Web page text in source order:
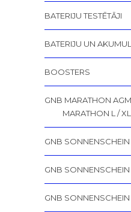
BATERIJU TESTĒTĀJI
BATERIJU UN
BOOSTERS
GNB MARATHON
MARATHON L /
GNB
GNB
GNB